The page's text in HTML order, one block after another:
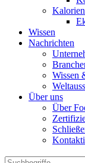
Wissen
Nachrichten
Wissen
Über uns
Über